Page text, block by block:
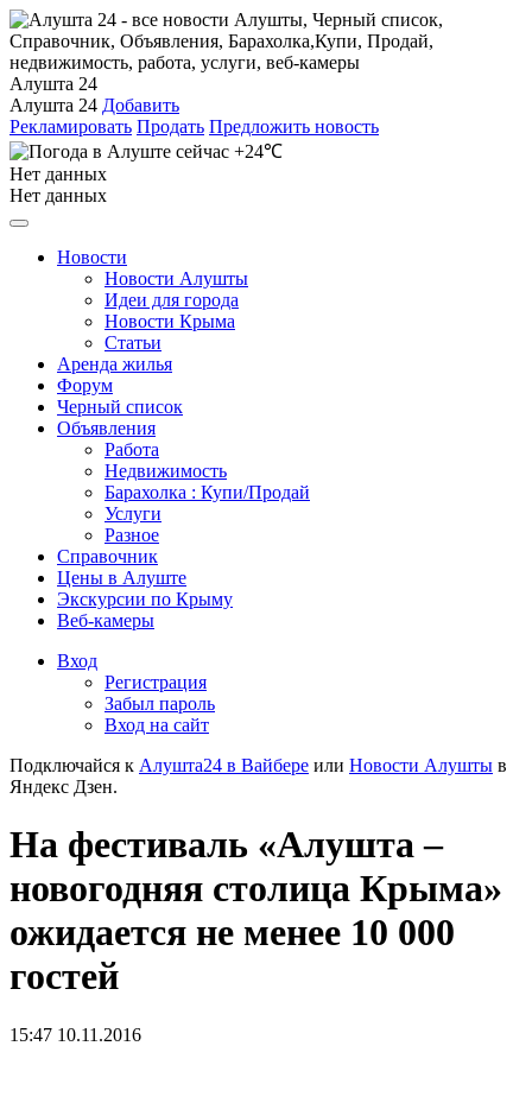
Алушта 24
Алушта 24 Добавить
Рекламировать Продать Предложить новость
+24℃
Нет данных
Нет данных
Новости
Новости Алушты
Идеи для города
Новости Крыма
Статьи
Аренда жилья
Форум
Черный список
Объявления
Работа
Недвижимость
Барахолка : Купи/Продай
Услуги
Разное
Справочник
Цены в Алуште
Экскурсии по Крыму
Веб-камеры
Вход
Регистрация
Забыл пароль
Вход на сайт
Подключайся к Алушта24 в Вайбере или Новости Алушты в
Яндекс Дзен.
На фестиваль «Алушта –
новогодняя столица Крыма»
ожидается не менее 10 000
гостей
15:47 10.11.2016